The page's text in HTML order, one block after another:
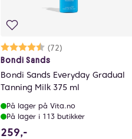
Karakter:
(72)
4.2 av 5 mulige
Bondi Sands
Bondi Sands Everyday Gradual
Tanning Milk 375 ml
På lager på Vita.no
På lager i 113 butikker
259,-